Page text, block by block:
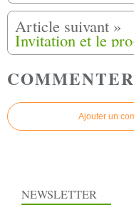
Ajouter un
NEWSLETTER